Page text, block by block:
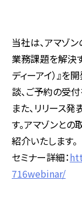
当社は、アマゾ
業務課題を解決
ディーアイ）』
談、ご予約の受
また、リリース
す。アマゾンと
紹介いたします。
セミナー詳細：
716webinar/